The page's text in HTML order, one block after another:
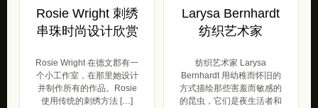
Rosie Wright 刺绣
串珠时尚设计欣赏
Rosie Wright 在德文郡有一
个小工作室，在那里她设计
并制作所有的作品。Rosie
使用传统的刺绣方法 […]
Larysa Bernhardt
纺织艺术家
纺织艺术家 Larysa
Bernhardt 用幼稚而怀旧的
方式描绘那些害羞而敏感的
的昆虫，它们是夜生活者和